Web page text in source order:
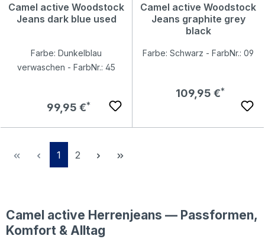
Camel active Woodstock
Jeans dark blue used
Farbe: Dunkelblau
verwaschen - FarbNr.: 45
Regulärer Preis:
99,95 €
Camel active Woodstock
Jeans graphite grey
black
Farbe: Schwarz - FarbNr.: 09
Regulärer Preis:
109,95 €
Seite
1 Seite
2
Camel active Herrenjeans — Passformen,
Komfort & Alltag